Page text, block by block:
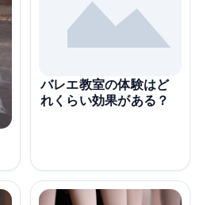
バレエ教室の体験はど
れくらい効果がある？